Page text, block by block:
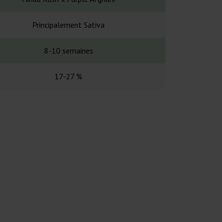
Principalement Sativa
8-10 semaines
17-27 %